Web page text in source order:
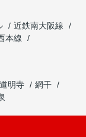
近鉄南大阪線
本線
道明寺
網干